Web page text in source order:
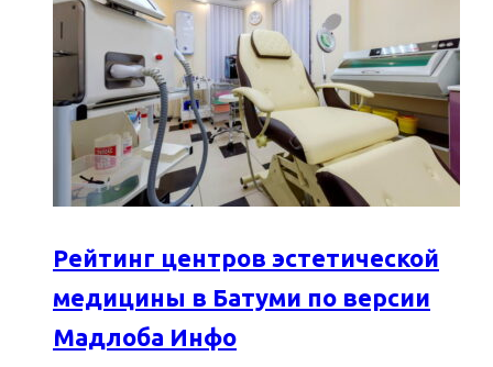
Рейтинг центров эстетической
медицины в Батуми по версии
Мадлоба Инфо